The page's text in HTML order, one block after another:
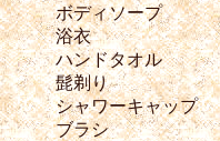
ボディソープ
浴衣
ハンドタオル
髭剃り
シャワーキャップ
ブラシ